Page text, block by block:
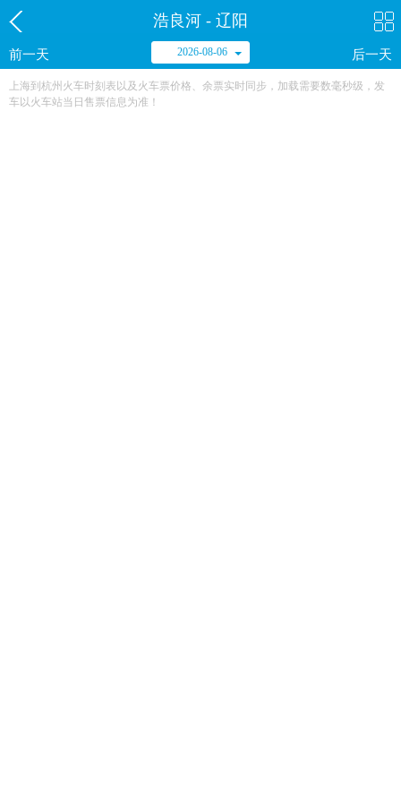
浩良河 - 辽阳
前一天 2026-08-06 后一天
上海到杭州火车时刻表以及火车票价格、余票实时同步，加载需要数毫秒级，发
车以火车站当日售票信息为准！